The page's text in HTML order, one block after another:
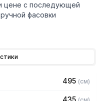
цене с последующей
фасовки
стоимости исходя из
495 (см)
435